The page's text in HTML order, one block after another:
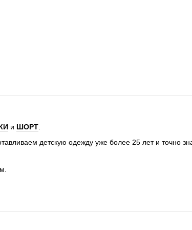
и ШОРТ
детскую одежду уже более 25 лет и точно